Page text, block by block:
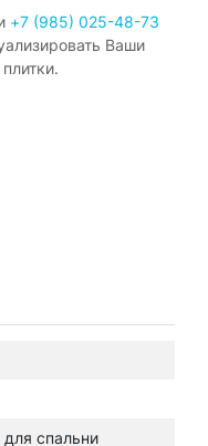
+7 (985) 025-48-73
Ваши
спальни